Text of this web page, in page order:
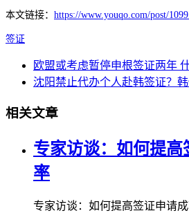
本文链接： https://www.youqo.com/post/
签证
欧盟或考虑暂停申根签证两年
沈阳禁止代办个人赴韩签证？
相关文章
专家访谈：如何提高
率
专家访谈：如何提高签证申请